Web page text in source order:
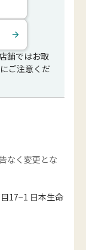
舗ではお取
ご注意くだ
なく変更とな
17−1 日本生命